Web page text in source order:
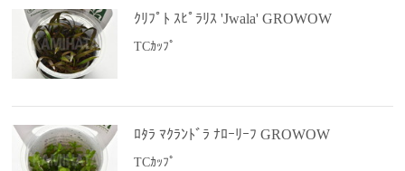
ｸﾘﾌﾟﾄ ｽﾋﾟﾗﾘｽ 'Jwala' GROWOW
TCｶｯﾌﾟ
ﾛﾀﾗ ﾏｸﾗﾝﾄﾞﾗ ﾅﾛｰﾘｰﾌ GROWOW
TCｶｯﾌﾟ